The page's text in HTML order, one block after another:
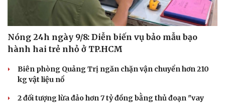
Cải chính
Nóng 24h ngày 9/8: Diễn biến vụ bảo mẫu bạo
hành hai trẻ nhỏ ở TP.HCM
Biên phòng Quảng Trị ngăn chặn vận chuyển hơn 210
kg vật liệu nổ
2 đối tượng lừa đảo hơn 7 tỷ đồng bằng thủ đoạn "vay